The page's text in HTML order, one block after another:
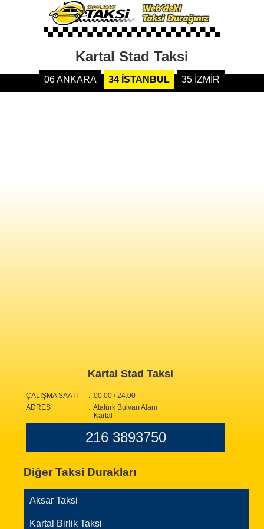
Kartal Stad Taksi
06 ANKARA 34 İSTANBUL 35 İZMİR
Kartal Stad Taksi
ÇALIŞMA SAATİ
: 00:00 / 24:00
ADRES
: Atatürk Bulvarı Alanı
Kartal
216 3893750
Diğer Taksi Durakları
Aksar Taksi
Kartal Birlik Taksi